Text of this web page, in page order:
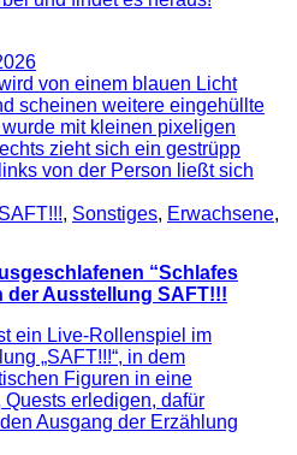
SAFT!!!, Sonstiges, Erwachsene,
“Schlafes
der Ausstellung SAFT!!!
ein Live-Rollenspiel im
„SAFT!!!“, in dem
Figuren in eine
erledigen, dafür
Ausgang der Erzählung